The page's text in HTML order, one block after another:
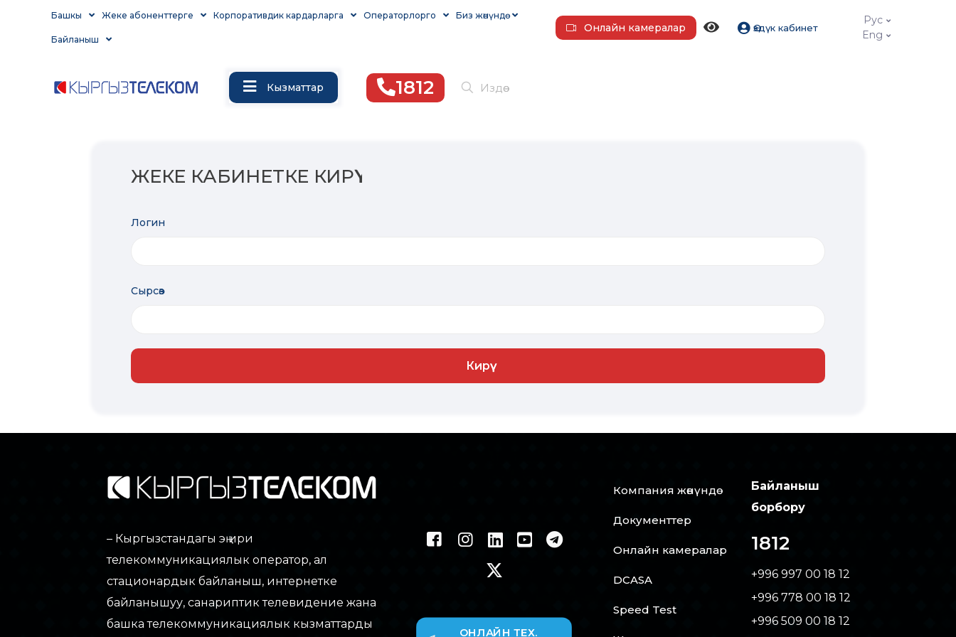
Башкы Жеке абоненттерге Корпоративдик кардарларга Операторлорго Биз жөнүндө
Байланыш
Онлайн камералар Өздүк кабинет
Рус
Eng
Кызматтар 1812
ЖЕКЕ КАБИНЕТКЕ КИРҮҮ
Логин
Сырсөз
Кирүү
– Кыргызстандагы эң ири
телекоммуникациялык оператор, ал
стационардык байланыш, интернетке
байланышуу, санариптик телевидение жана
башка телекоммуникациялык кызматтарды
ОНЛАЙН ТЕХ.
Компания жөнүндө
Документтер
Онлайн камералар
DCASA
Speed Test
Байланыш
борбору
1812
+996 997 00 18 12
+996 778 00 18 12
+996 509 00 18 12